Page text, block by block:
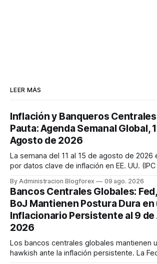
LEER MÁS
Inflación y Banqueros
Pauta: Agenda Semanal Global,
Agosto de 2026
La semana del 11 al 15 de agosto de 2026
por datos clave de inflación en EE. UU.
decisión de tipos del RBA y la estimación
Unido. Los mercados cierran la semana
mixto, ...
By Administracion Blogforex 09 ago. 2026
Bancos Centrales Globales: Fed,
BoJ Mantienen Postura Dura
Inflacionario Persistente al 9 de
2026
Los bancos centrales globales mantienen
hawkish ante la inflación persistente. La